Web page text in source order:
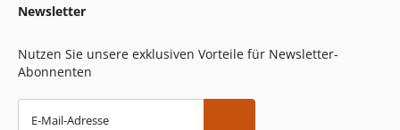
Newsletter
Nutzen Sie unsere exklusiven Vorteile für Newsletter-
Abonnenten
E-Mail-Adresse